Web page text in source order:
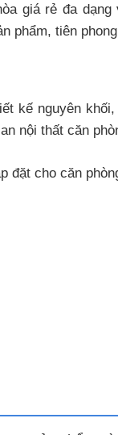
giá rẻ đa
tiên
kế nguyên
nội thất căn
đặt cho căn